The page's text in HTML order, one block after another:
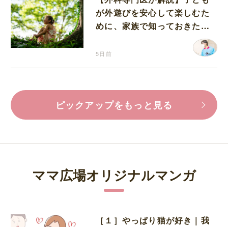
が外遊びを安心して楽しむた
めに、家族で知っておきたい
5日前
ピックアップをもっと見る
ママ広場オリジナルマンガ
［１］やっぱり猫が好き｜我